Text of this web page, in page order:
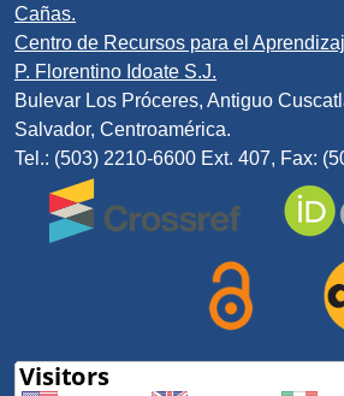
Cañas.
Centro de Recursos para el
P. Florentino Idoate S.J.
Bulevar Los Próceres, Antiguo
Salvador, Centroamérica.
Tel.: (503) 2210-6600 Ext. 407, Fax: